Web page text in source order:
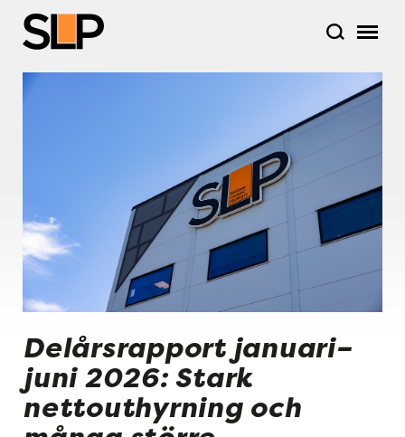
Delårsrapport januari–
juni 2026: Stark
nettouthyrning och